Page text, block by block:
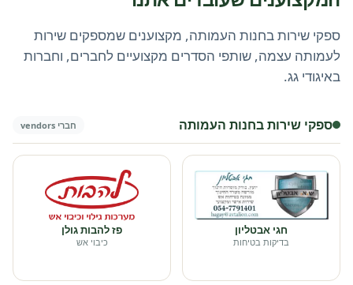
ספקי שירות בחנות העמותה, מקצוענים שמספקים שירות
לעמותה עצמה, שותפי הסדרים מקצועיים לחברים, וחברות
באיגודי גג.
ספקי שירות בחנות העמותה חברי vendors
חגי אבטליון
בדיקות בטיחות
פז להבות גולן
כיבוי אש